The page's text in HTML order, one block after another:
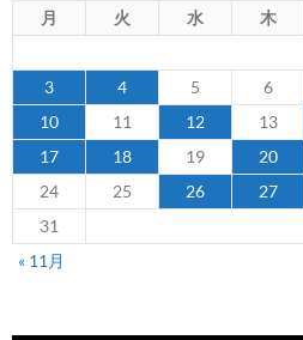
月 火 水 木
3
4 5 6
10
11 12 13
17
18 19 20
24
25 26 27
31
« 11月